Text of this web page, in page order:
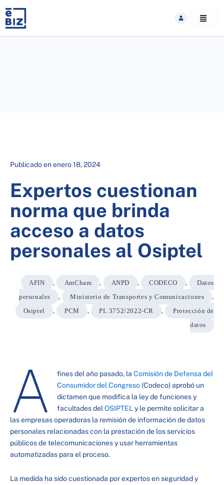
content
Publicado enenero 18, 2024
Expertos cuestionan
norma que brinda
acceso a datos
personales al Osiptel
AFIN , AmCham , ANPD , CODECO ,
Datos
personales
, Ministerio de Transportes y Comunicaciones
,
Osiptel
, PCM , PL 3752/2022-CR ,
Protección de
datos
A fines del año pasado, la Comisión de Defensa del
Consumidor del Congreso(Codeco) aprobó un
dictamen que modifica la ley de funciones y
facultades del OSIPTEL y le permite solicitar a
las empresas operadoras la remisión de información de datos
personales relacionadas con la prestación de los servicios
públicos de telecomunicaciones y usar herramientas
automatizadas para el proceso.
La medida ha sido cuestionada por expertos en seguridad y